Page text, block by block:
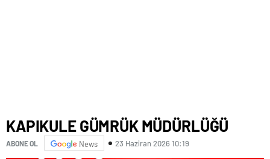
KAPIKULE GÜMRÜK MÜDÜRLÜĞÜ
ABONE OL News 23 Haziran 2026 10:19